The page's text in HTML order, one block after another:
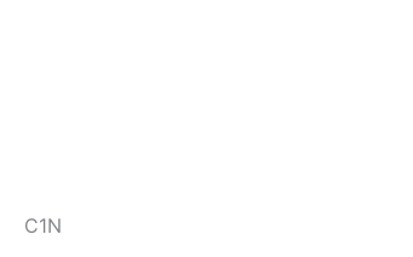
C1N